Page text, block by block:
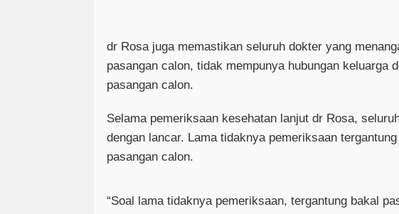
dr Rosa juga memastikan seluruh dokter yang
pasangan calon, tidak mempunya hubungan keluarga
pasangan calon.
Selama pemeriksaan kesehatan lanjut dr Rosa,
dengan lancar. Lama tidaknya pemeriksaan
pasangan calon.
“Soal lama tidaknya pemeriksaan, tergantung bakal